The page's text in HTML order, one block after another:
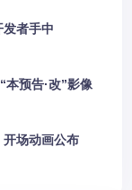
者手中
本预告·改”影像
开场动画公布